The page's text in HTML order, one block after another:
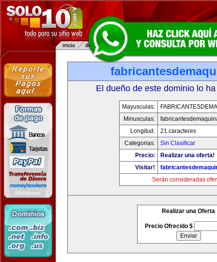
El dueño de este dominio lo
Mayusculas:
Minusculas:
Longitud:
21 caracteres
Categorias:
Sin Clasificar
Precio:
Realizar una oferta!
Visitar!
Serán consideradas
Realizar una Oferta
Precio Ofrecido $